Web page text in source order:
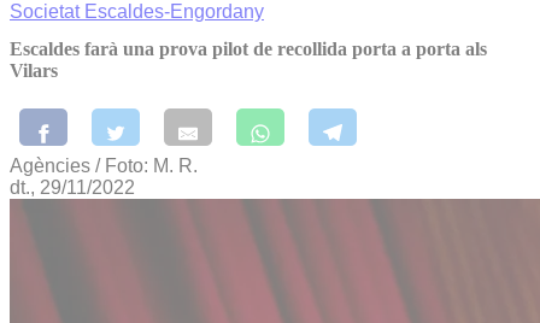
Societat Escaldes-Engordany
Escaldes farà una prova pilot de recollida porta a porta als
Vilars
Agències / Foto: M. R.
dt., 29/11/2022